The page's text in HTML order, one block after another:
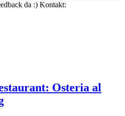
da :) Kontakt:
Osteria al